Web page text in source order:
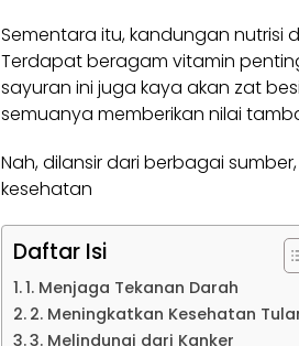
Sementara itu, kandungan
Terdapat beragam vitamin penting
sayuran ini juga kaya akan zat
semuanya memberikan nilai
Nah, dilansir dari berbagai
kesehatan
Daftar Isi
1. Menjaga Tekanan Darah
2. Meningkatkan Kesehatan
3. Melindungi dari Kanker